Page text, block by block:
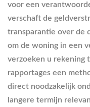
voor een
verschaft de
transparantie over de
om de woning in een
verzoeken u rekening
rapportages een
direct noodzakelijk
langere termijn